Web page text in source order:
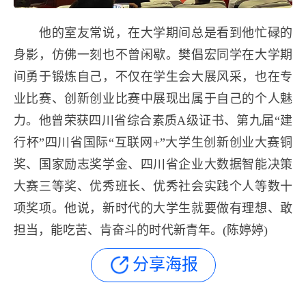
他的室友常说，在大学期间总是看到他忙碌的
身影，仿佛一刻也不曾闲歇。樊倡宏同学在大学期
间勇于锻炼自己，不仅在学生会大展风采，也在专
业比赛、创新创业比赛中展现出属于自己的个人魅
力。他曾荣获四川省综合素质A级证书、第九届“建
行杯”四川省国际“互联网+”大学生创新创业大赛铜
奖、国家励志奖学金、四川省企业大数据智能决策
大赛三等奖、优秀班长、优秀社会实践个人等数十
项奖项。他说，新时代的大学生就要做有理想、敢
担当，能吃苦、肯奋斗的时代新青年。(陈婷婷)
分享海报